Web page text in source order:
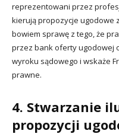
reprezentowani przez
kierują propozycje ugodowe
bowiem sprawę z tego, że
przez bank oferty ugodowej
wyroku sądowego i wskaże
prawne.
4. Stwarzanie
propozycji